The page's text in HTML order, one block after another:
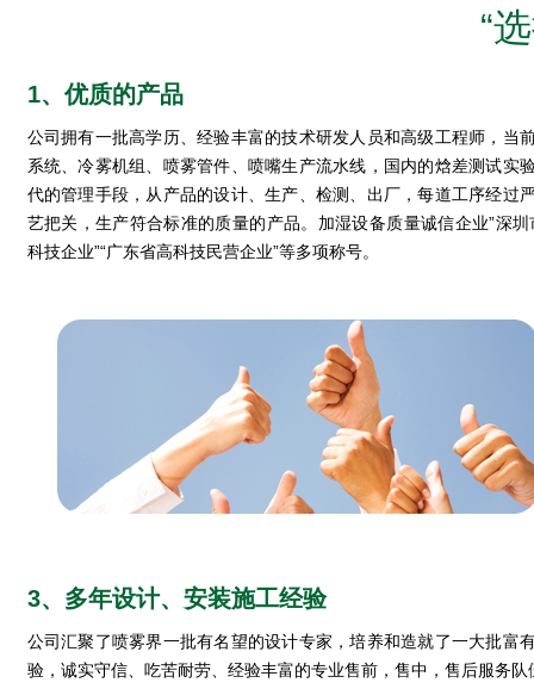
“
1、优质的产品
公司拥有一批高学历、经验丰富的技术研发人员和高级工程师，当
系统、冷雾机组、喷雾管件、喷嘴生产流水线，国内的焓差测试实
代的管理手段，从产品的设计、生产、检测、出厂，每道工序经过
艺把关，生产符合标准的质量的产品。加湿设备质量诚信企业”深圳
科技企业”“广东省高科技民营企业”等多项称号。
3、多年设计、安装施工经验
公司汇聚了喷雾界一批有名望的设计专家，培养和造就了一大批富
验，诚实守信、吃苦耐劳、经验丰富的专业售前，售中，售后服务队